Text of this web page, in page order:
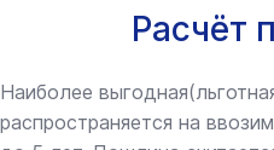
Расчёт
Наиболее
распространяется на